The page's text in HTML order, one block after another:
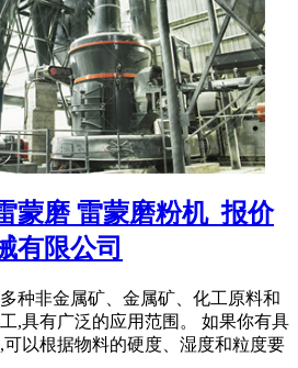
蒙磨 雷蒙磨粉机_报价
有限公司
种非金属矿、金属矿、化工原料和
,具有广泛的应用范围。 如果你有具
以根据物料的硬度、湿度和粒度要